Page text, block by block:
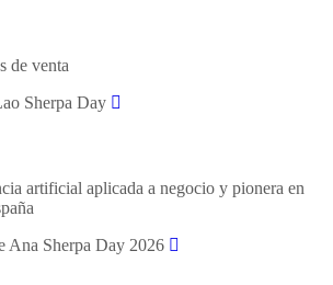
de venta
artificial aplicada a negocio y pionera en